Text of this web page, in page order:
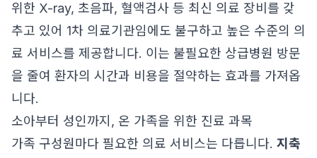
위한 X-ray, 초음파, 혈액검사 등 최신 의료 장비를 갖
추고 있어 1차 의료기관임에도 불구하고 높은 수준의 의
료 서비스를 제공합니다. 이는 불필요한 상급병원 방문
을 줄여 환자의 시간과 비용을 절약하는 효과를 가져옵
니다.
소아부터 성인까지, 온 가족을 위한 진료 과목
가족 구성원마다 필요한 의료 서비스는 다릅니다. 지축